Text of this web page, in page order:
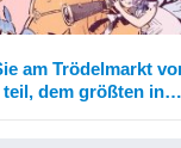
am Trödelmarkt
teil, dem größten in